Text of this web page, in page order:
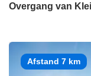
Overgang van
Afstand 7 km